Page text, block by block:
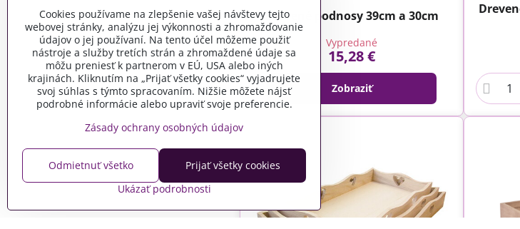
Drevené podnosy 39cm a 30cm
Vypredané
15,28 €
Zobraziť
Cookies používame na zlepšenie vašej návštevy tejto
webovej stránky, analýzu jej výkonnosti a zhromažďovanie
údajov o jej používaní. Na tento účel môžeme použiť
nástroje a služby tretích strán a zhromaždené údaje sa
môžu preniesť k partnerom v EÚ, USA alebo iných
krajinách. Kliknutím na „Prijať všetky cookies“ vyjadrujete
svoj súhlas s týmto spracovaním. Nižšie môžete nájsť
podrobné informácie alebo upraviť svoje preferencie.
Zásady ochrany osobných údajov
Ukázať podrobnosti
Prijať všetky cookies
Odmietnuť všetko